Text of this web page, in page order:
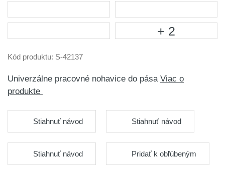
+ 2
Kód produktu: S-42137
Univerzálne pracovné nohavice do pása Viac o
produkte
Stiahnuť návod Stiahnuť návod
Stiahnuť návod Pridať k obľúbeným